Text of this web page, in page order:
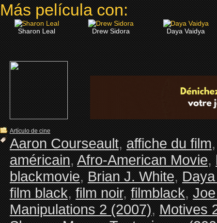
Más película con:
Sharon Leal Drew Sidora Daya Vaidya
Artículo de cine
Aaron Courseault,affiche du film
américain,Afro-American Movie,
blackmovie,Brian J. White,
film black,film noir,filmblack,
Manipulations 2 (2007),Motives